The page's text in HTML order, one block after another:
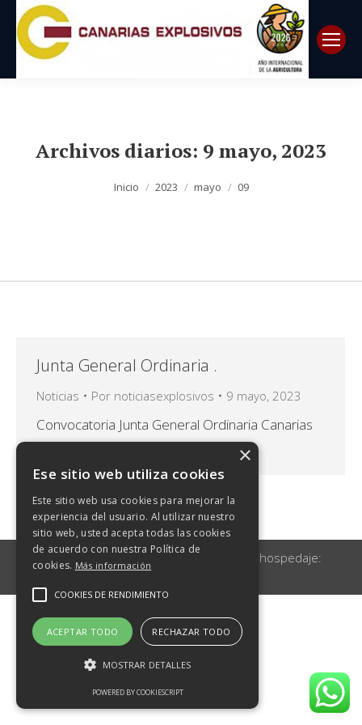
Archivos diarios: 9 mayo, 2023
Inicio 2023 mayo 09
Junta General Ordinaria .
Noticias Por noticiasexplosivos 9 mayo, 2023
Convocatoria Junta General Ordinaria Canarias
Explosivos, S.A. – 2023Descarga
© Canarias Explosivos 2026 | Diseño y hospedaje:
×
Ese sitio web utiliza cookies
Este sitio web usa cookies para mejorar la
experiencia del usuario. Al utilizar nuestro
sitio web, usted acepta todas las cookies
de acuerdo con nuestra Política de
cookies. Más información
COOKIES DE RENDIMIENTO
ACEPTAR TODO RECHAZAR TODO
MOSTRAR DETALLES
POWERED BY COOKIESCRIPT